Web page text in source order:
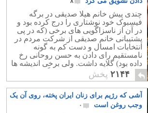
چندی پیش خانم هیلا صدیقی در برگه
فیسبوک خود نوشتاری را درج کرده بود و
در آن از ناسزاگویی های برخی (که در پی
پشتیبانی خانم صدیقی از شرکت مردم در
انتخابات امسال و دست کم به گونه
نامستقیم رای دادن به حسن روحانی رخ
داده بود) گلایه داشت. ولی برخی اندیشه ها
و واکنش های ایشان بحث برانگیز و مایه
شگفتی است.
۲۱۴۴ پخش
آشی که رژیم برای زنان ایران پخته، روی آن یک
وجب روغن است
۰